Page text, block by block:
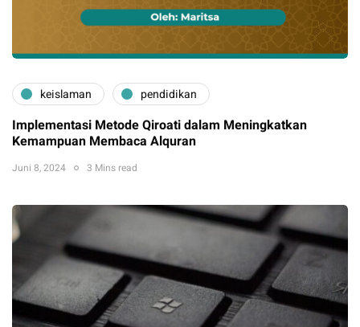
keislaman pendidikan
Implementasi Metode Qiroati dalam Meningkatkan
Kemampuan Membaca Alquran
Juni 8, 2024 3 Mins read